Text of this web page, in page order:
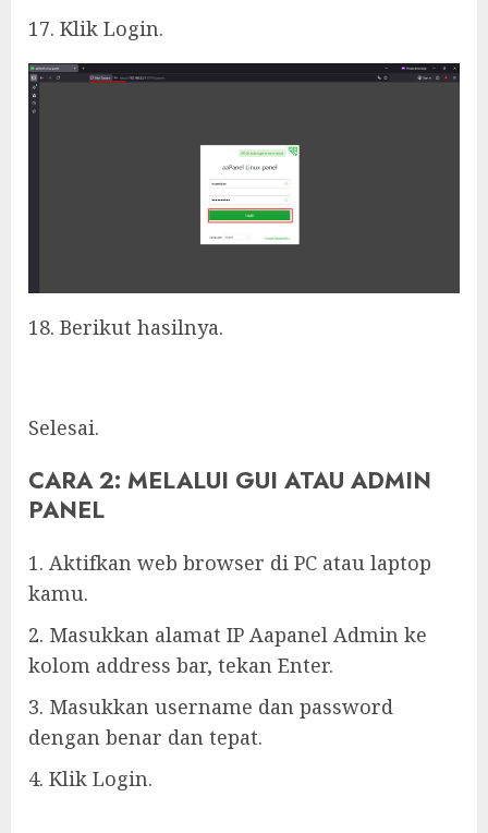
17. Klik Login.
18. Berikut hasilnya.
Selesai.
CARA 2: MELALUI GUI ATAU ADMIN
PANEL
1. Aktifkan web browser di PC atau laptop
kamu.
2. Masukkan alamat IP Aapanel Admin ke
kolom address bar, tekan Enter.
3. Masukkan username dan password
dengan benar dan tepat.
4. Klik Login.